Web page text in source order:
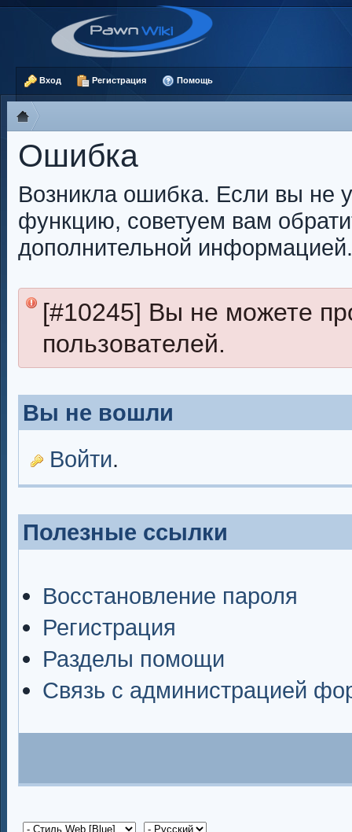
Вход Регистрация Помощь
Ошибка
Возникла ошибка. Если вы не
функцию, советуем вам
дополнительной информацией.
[#10245] Вы не можете
пользователей.
Вы не вошли
Войти.
Полезные ссылки
Восстановление пароля
Регистрация
Разделы помощи
Связь с администрацией